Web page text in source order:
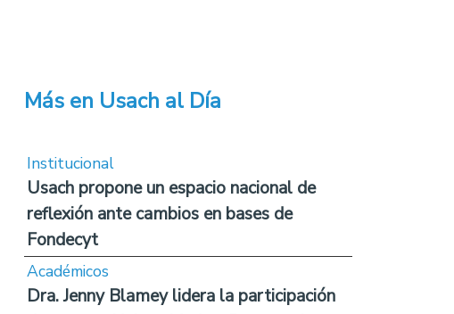
Más en Usach al Día
Institucional
Usach propone un espacio nacional de
reflexión ante cambios en bases de
Fondecyt
Académicos
Dra. Jenny Blamey lidera la participación